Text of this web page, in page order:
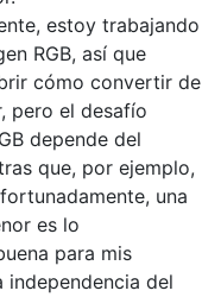
estoy trabajando
RGB, así que
cómo convertir de
pero el desafío
depende del
que, por ejemplo,
una
es lo
para mis
independencia del